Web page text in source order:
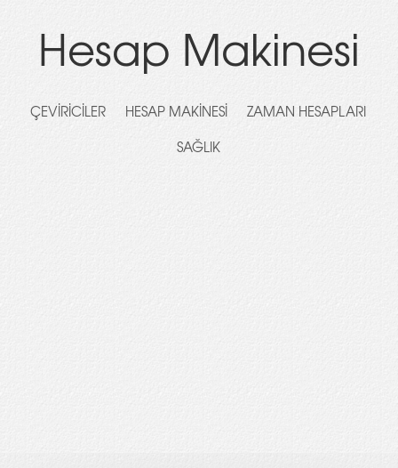
Hesap Makinesi
ÇEVIRICILER HESAP MAKINESI
ZAMAN HESAPLARI
SAĞLIK